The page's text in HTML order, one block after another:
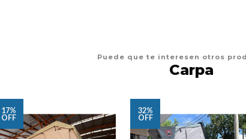
Puede que te interesen otros
Carpa
17%
OFF
32%
OFF